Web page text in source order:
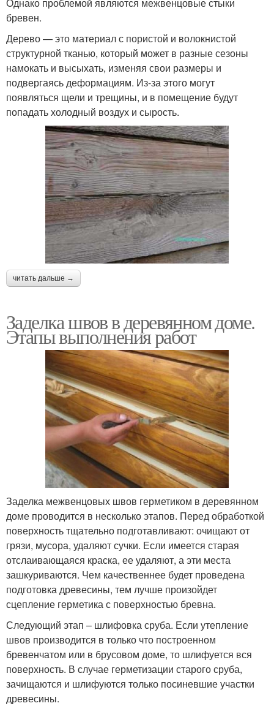
бревен.
Дерево — это материал с пористой и волокнистой
структурной тканью, который может в разные сезоны
намокать и высыхать, изменяя свои размеры и
подвергаясь деформациям. Из-за этого могут
появляться щели и трещины, и в помещение будут
попадать холодный воздух и сырость.
читать дальше →
Заделка швов в деревянном доме.
Этапы выполнения работ
Заделка межвенцовых швов герметиком в деревянном
доме проводится в несколько этапов. Перед обработкой
поверхность тщательно подготавливают: очищают от
грязи, мусора, удаляют сучки. Если имеется старая
отслаивающаяся краска, ее удаляют, а эти места
зашкуриваются. Чем качественнее будет проведена
подготовка древесины, тем лучше произойдет
сцепление герметика с поверхностью бревна.
Следующий этап – шлифовка сруба. Если утепление
швов производится в только что построенном
бревенчатом или в брусовом доме, то шлифуется вся
поверхность. В случае герметизации старого сруба,
зачищаются и шлифуются только посиневшие участки
древесины.